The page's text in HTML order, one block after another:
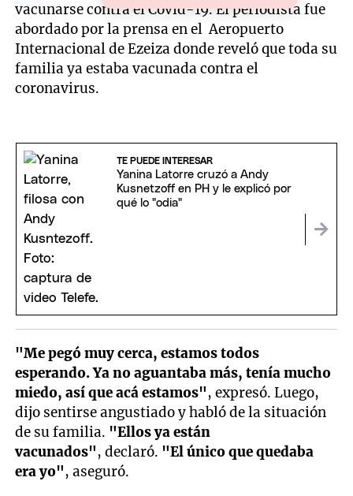
vacunarse contra el Covid-19. El periodista fue
abordado por la prensa en el Aeropuerto
Internacional de Ezeiza donde reveló que toda su
familia ya estaba vacunada contra el
coronavirus.
TE PUEDE INTERESAR
Yanina Latorre cruzó a Andy
Kusnetzoff en PH y le explicó por
qué lo "odia"
"Me pegó muy cerca, estamos todos
esperando. Ya no aguantaba más, tenía mucho
miedo, así que acá estamos", expresó. Luego,
dijo sentirse angustiado y habló de la situación
de su familia. "Ellos ya están
vacunados", declaró. "El único que quedaba
era yo", aseguró.